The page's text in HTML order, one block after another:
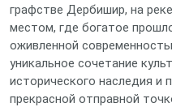
графстве Дербишир, на
местом, где богатое
оживленной
уникальное сочетание
исторического наследия и
прекрасной отправной